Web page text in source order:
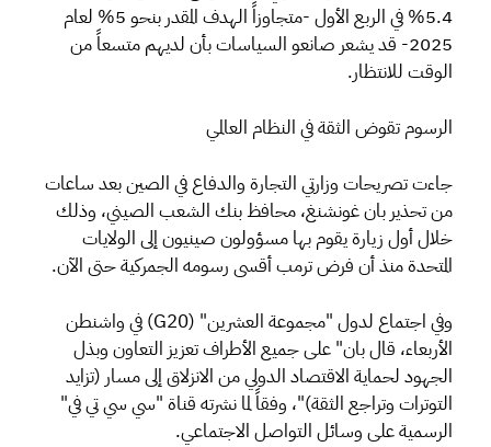
5.4% في الربع الأول -متجاوزاً الهدف المقدر بنحو 5% لعام
2025- قد يشعر صانعو السياسات بأن لديهم متسعاً من
الوقت للانتظار.
الرسوم تقوض الثقة في النظام العالمي
جاءت تصريحات وزارتي التجارة والدفاع في الصين بعد ساعات
من تحذير بان غونشنغ، محافظ بنك الشعب الصيني، وذلك
خلال أول زيارة يقوم بها مسؤولون صينيون إلى الولايات
المتحدة منذ أن فرض ترمب أقسى رسومه الجمركية حتى الآن.
وفي اجتماع لدول "مجموعة العشرين" (G20) في واشنطن
الأربعاء، قال بان" على جميع الأطراف تعزيز التعاون وبذل
الجهود لحماية الاقتصاد الدولي من الانزلاق إلى مسار (تزايد
التوترات وتراجع الثقة)"، وفقاً لما نشرته قناة "سي سي تي في"
الرسمية على وسائل التواصل الاجتماعي.